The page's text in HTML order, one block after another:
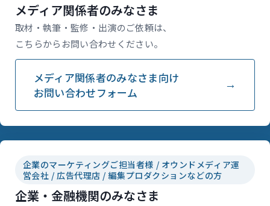
メディア関係者のみなさま
取材・執筆・監修・出演のご依頼は、
こちらからお問い合わせください。
メディア関係者のみなさま向け
お問い合わせフォーム
企業のマーケティングご担当者様 / オウンドメディア運
営会社 / 広告代理店 / 編集プロダクションなどの方
企業・金融機関のみなさま